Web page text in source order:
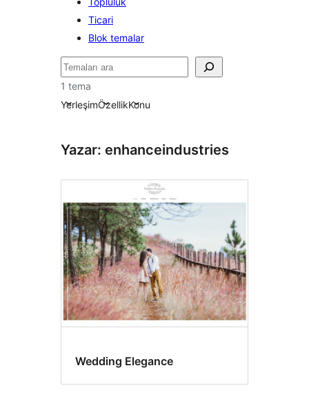
Ticari
Blok temalar
Ara
1 tema
YerleşimÖzellikKonu
Yazar: enhanceindustries
Wedding Elegance